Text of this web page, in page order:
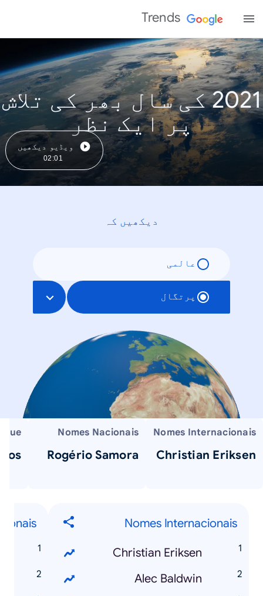
Trends
2021 کی سال بھر کی تلاش
پر ایک نظر
ویڈیو دیکھیں
02:01
دیکھیں کہ
عالمی
پرتگال
Nomes Internacionais
Christian Eriksen
Nomes Nacionais
Rogério Samora
Nomes Internacionais
Christian Eriksen
Alec Baldwin